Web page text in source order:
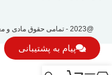
@2023 - تمامی حقوق مادی و معنوی این سایت متعلق به
پیام به پشتیبانی